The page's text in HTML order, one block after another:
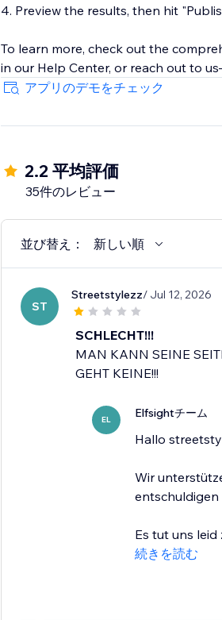
4. Preview the results, then hit
To learn more, check out the
in our Help Center, or reach out to
アプリのデモをチェック
2.2 平均評価
35件のレビュー
並び替え： 新しい順
ST
Streetstylezz/ Jul 12, 2026
SCHLECHT!!!
MAN KANN SEINE
GEHT KEINE!!!
EL Elfsightチーム
Hallo
Wir
entschuldigen
Es tut uns
続きを読む